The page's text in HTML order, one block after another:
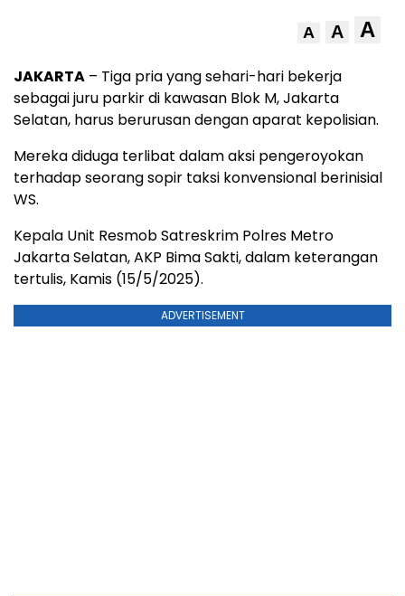
A A A
JAKARTA – Tiga pria yang sehari-hari bekerja
sebagai juru parkir di kawasan Blok M, Jakarta
Selatan, harus berurusan dengan aparat kepolisian.
Mereka diduga terlibat dalam aksi pengeroyokan
terhadap seorang sopir taksi konvensional berinisial
WS.
Kepala Unit Resmob Satreskrim Polres Metro
Jakarta Selatan, AKP Bima Sakti, dalam keterangan
tertulis, Kamis (15/5/2025).
ADVERTISEMENT